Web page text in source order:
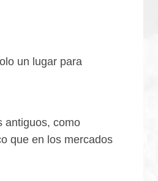
un lugar para
antiguos, como
que en los mercados